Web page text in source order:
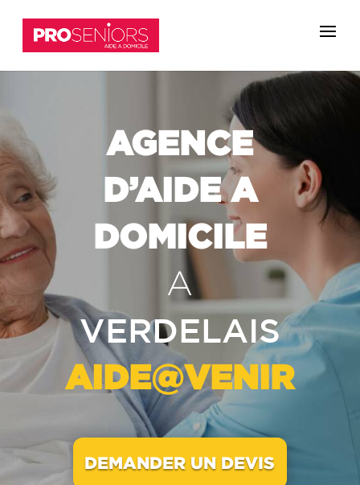
AGENCE
D’AIDE A
DOMICILE
A
VERDELAIS
AIDE@VENIR
DEMANDER UN DEVIS